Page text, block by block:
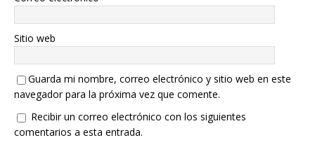
Sitio web
Guarda mi nombre, correo electrónico y sitio web en este
navegador para la próxima vez que comente.
Recibir un correo electrónico con los siguientes
comentarios a esta entrada.